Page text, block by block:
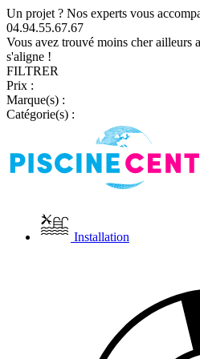
Un projet ? Nos experts vous
04.94.55.67.67
Vous avez trouvé moins cher ailleurs
s'aligne !
FILTRER
Prix :
Marque(s) :
Catégorie(s) :
Installation